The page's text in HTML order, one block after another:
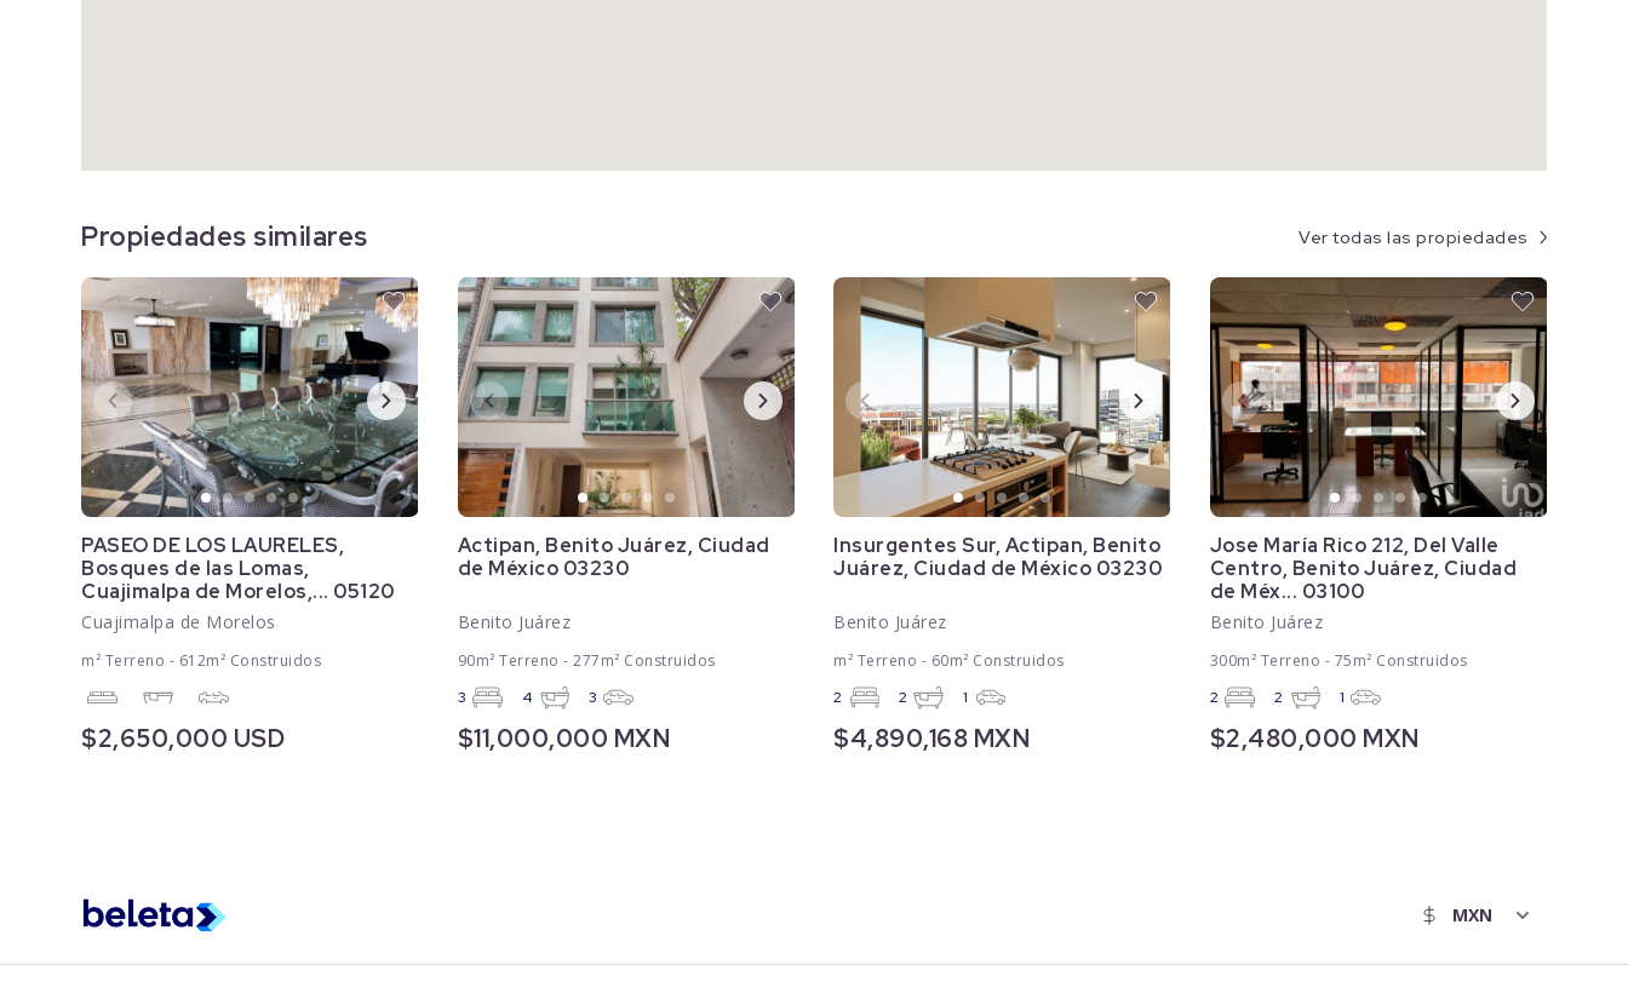
Propiedades similares
PASEO DE LOS LAURELES,
Bosques de las Lomas,
Cuajimalpa de Morelos,... 05120
Cuajimalpa de Morelos
m² Terreno - 612m² Construidos
$2,650,000 USD
Actipan, Benito Juárez, Ciudad
de México 03230
Benito Juárez
90m² Terreno - 277m² Construidos
3 4 3
$11,000,000 MXN
Insurgentes Sur, Actipan, Benito
Juárez, Ciudad de México 03230
Benito Juárez
m² Terreno - 60m² Construidos
2 2 1
$4,890,168 MXN
Jose María Rico 212, Del Valle
Centro, Benito Juárez, Ciudad
de Méx... 03100
Benito Juárez
300m² Terreno - 75m² Construidos
2 2 1
$2,480,000 MXN
Ver todas las propiedades